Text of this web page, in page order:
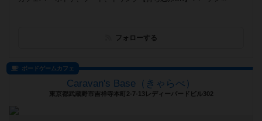
フォローする
ボードゲームカフェ
Caravan's Base（きゃらべ）
東京都武蔵野市吉祥寺本町2-7-13レディーバードビル302